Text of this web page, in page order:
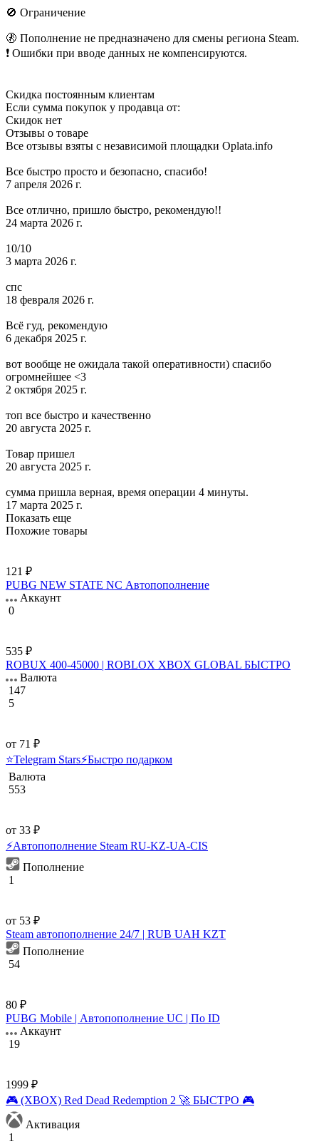
🚫 Ограничение
🚷 Пополнение не предназначено для смены региона Steam.
❗ Ошибки при вводе данных не компенсируются.
Скидка постоянным клиентам
Если сумма покупок у продавца от:
Скидок нет
Отзывы о товаре
Все отзывы взяты с независимой площадки Oplata.info
Все быстро просто и безопасно, спасибо!
7 апреля 2026 г.
Все отлично, пришло быстро, рекомендую!!
24 марта 2026 г.
10/10
3 марта 2026 г.
спс
18 февраля 2026 г.
Всё гуд, рекомендую
6 декабря 2025 г.
вот вообще не ожидала такой оперативности) спасибо
огромнейшее <3
2 октября 2025 г.
топ все быстро и качественно
20 августа 2025 г.
Товар пришел
20 августа 2025 г.
сумма пришла верная, время операции 4 минуты.
17 марта 2025 г.
Показать еще
Похожие товары
121 ₽
PUBG NEW STATE NC Автопополнение
Аккаунт
0
535 ₽
ROBUX 400-45000 | ROBLOX XBOX GLOBAL БЫСТРО
Валюта
147
5
от 71 ₽
⭐️Telegram Stars⚡Быстро подарком
Валюта
553
от 33 ₽
⚡️Автопополнение Steam RU-KZ-UA-CIS
Пополнение
1
от 53 ₽
Steam автопополнение 24/7 | RUB UAH KZT
Пополнение
54
80 ₽
PUBG Mobile | Автопополнение UC | По ID
Аккаунт
19
1999 ₽
🎮 (XBOX) Red Dead Redemption 2 🚀 БЫСТРО 🎮
Активация
1